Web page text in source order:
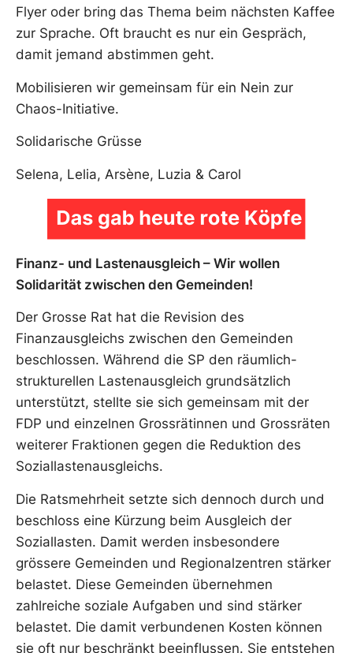
Flyer oder bring das Thema beim nächsten Kaffee
zur Sprache. Oft braucht es nur ein Gespräch,
damit jemand abstimmen geht.
Mobilisieren wir gemeinsam für ein Nein zur
Chaos-Initiative.
Solidarische Grüsse
Selena, Lelia, Arsène, Luzia & Carol
Finanz- und Lastenausgleich – Wir wollen
Solidarität zwischen den Gemeinden!
Der Grosse Rat hat die Revision des
Finanzausgleichs zwischen den Gemeinden
beschlossen. Während die SP den räumlich-
strukturellen Lastenausgleich grundsätzlich
unterstützt, stellte sie sich gemeinsam mit der
FDP und einzelnen Grossrätinnen und Grossräten
weiterer Fraktionen gegen die Reduktion des
Soziallastenausgleichs.
Die Ratsmehrheit setzte sich dennoch durch und
beschloss eine Kürzung beim Ausgleich der
Soziallasten. Damit werden insbesondere
grössere Gemeinden und Regionalzentren stärker
belastet. Diese Gemeinden übernehmen
zahlreiche soziale Aufgaben und sind stärker
belastet. Die damit verbundenen Kosten können
sie oft nur beschränkt beeinflussen. Sie entstehen